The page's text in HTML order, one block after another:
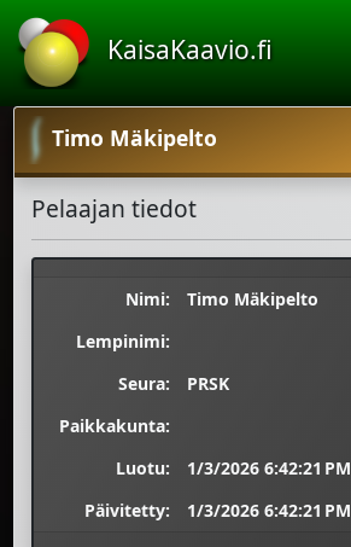
KaisaKaavio.fi
Timo Mäkipelto
Pelaajan tiedot
Nimi:
Timo Mäkipelto
Lempinimi:
Seura:
PRSK
Paikkakunta:
Luotu:
1/3/2026 6:42:21 PM
Päivitetty:
1/3/2026 6:42:21 PM